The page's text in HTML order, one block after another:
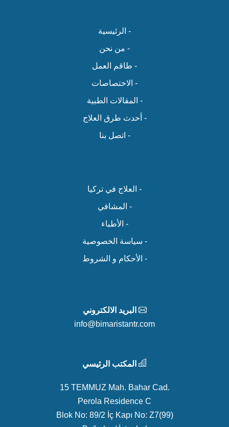
- الرئيسية
- من نحن
- طاقم العمل
- الاختصاصات
- المقالات الطبية
- أحدث طرق العلاج
- اتصل بنا
- العلاج في تركيا
- المشافي
- الأطباء
- سياسة الخصوصية
- الأحكام و الشروط
البريد الالكتروني
info@bimaristantr.com
المكتب الرئيسي
15 TEMMUZ Mah. Bahar Cad.
Perola Residence C
Blok No: 89/2 İç Kapı No: Z7(99)